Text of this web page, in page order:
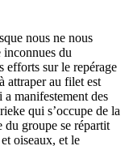
nous ne nous
inconnues du
efforts sur le repérage
attraper au filet est
manifestement des
qui s’occupe de la
du groupe se répartit
oiseaux, et le